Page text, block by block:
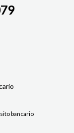
bancario